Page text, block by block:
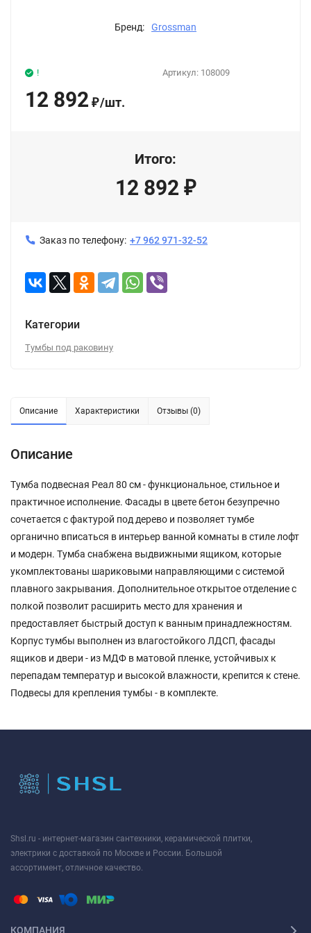
Бренд: Grossman
Артикул: 108009
!
12 892 ₽/шт.
Итого:
12 892 ₽
Заказ по телефону: +7 962 971-32-52
Категории
Тумбы под раковину
Описание Характеристики Отзывы (0)
Описание
Тумба подвесная Реал 80 см - функциональное, стильное и
практичное исполнение. Фасады в цвете бетон безупречно
сочетается с фактурой под дерево и позволяет тумбе
органично вписаться в интерьер ванной комнаты в стиле лофт
и модерн. Тумба снабжена выдвижными ящиком, которые
укомплектованы шариковыми направляющими с системой
плавного закрывания. Дополнительное открытое отделение с
полкой позволит расширить место для хранения и
предоставляет быстрый доступ к ванным принадлежностям.
Корпус тумбы выполнен из влагостойкого ЛДСП, фасады
ящиков и двери - из МДФ в матовой пленке, устойчивых к
перепадам температур и высокой влажности, крепится к стене.
Подвесы для крепления тумбы - в комплекте.
Shsl.ru - интернет-магазин сантехники, керамической плитки,
электрики с доставкой по Москве и России. Большой
ассортимент, отличное качество.
КОМПАНИЯ